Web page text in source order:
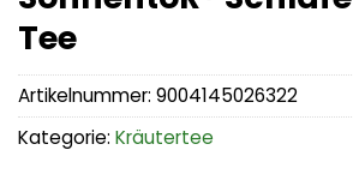
Tee
Artikelnummer: 9004145026322
Kategorie: Kräutertee